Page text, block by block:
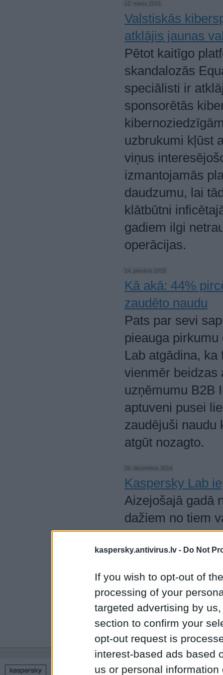
kaspersky.antivirus.lv - Do Not
If you wish to opt-out of
processing of your
targeted advertising by
section to confirm your
opt-out request is
interest-based ads based
us or personal
12. marts 2015
Valstiskās
atklājis jaunas
Pētot kaitīgo
skandalozās
speciālisti ir
sponsorētās
uzbrukumi kļūst
viņus
izmantojamās
daudzumu, lai
klātbūtni
gadiem ilgi
operācijas.
14. janvāris 2015
Kā akā: 44%
zaudēto naudu
Pats par sevi
pieauga
Lab atgādina,
vienmēr beidzas
uzņēmumu B2B
aptuveni pusei
zaudējuši naudu
atgūt nozagto.
29. decembris 2014
Kaspersky Lab
Aizejošajā gadā
dažiem no tiem
tendences.
Kaspersky Lab
gadam,
pārmaiņas.
1 2 3 4 5 … 9